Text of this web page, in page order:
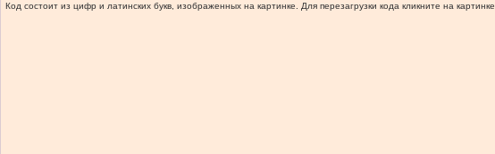
Код состоит из цифр и латинских букв, изображенных на картинке. Для перезагрузки кода кликните на картинке.